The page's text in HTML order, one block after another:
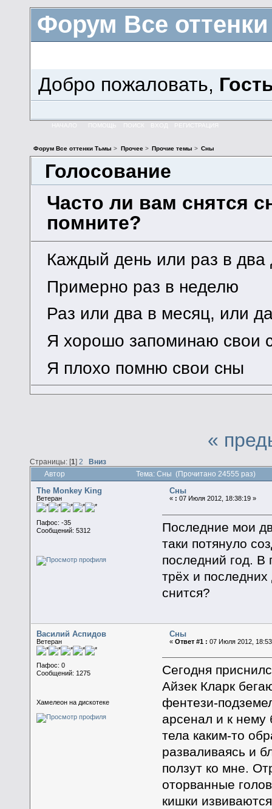
Форум Все
Добро пожаловать,
НАЧАЛО ПОМОЩЬ ВХОД РЕГИСТРАЦИЯ
Форум Все оттенки Тьмы > Прочее> Прочие темы > Сны
Голосование
Часто ли вам снятся
помните?
Каждый день или раз в два
Примерно раз в неделю
Раз или два в месяц, или
Я хорошо запоминаю свои
Я плохо помню свои сны
«
Страницы: [1] 2 Вниз
Автор Тема: Сны (Прочитано 24555 раз)
The Monkey King
Ветеран
Пафос: -35
Сообщений: 5312
Сны
« : 07 Июля 2012, 18:38:19 »
Последние мои
таки потянуло
последний год. В
трёх и
снится?
Василий Аспидов
Ветеран
Пафос: 0
Сообщений: 1275
Хамелеон на дискотеке
Сны
«Ответ #1 : 07 Июля 2012,
Сегодня
Айзек Кларк
фентези-
арсенал и к
тела каким-то
разваливаясь и
ползут ко мне.
оторванные
кишки